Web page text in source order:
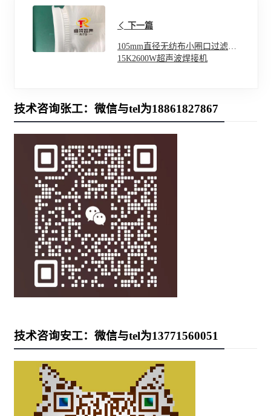
下一篇
105mm直径无纺布小圈口过滤袋
15K2600W超声波焊接机
技术咨询张工：微信与tel为18861827867
技术咨询安工：微信与tel为13771560051